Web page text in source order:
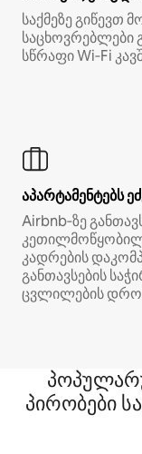
საქმეზე გიწევთ
საცხოვრებლები
სწრაფი Wi‑Fi
აპარტამენტებს
Airbnb‑ზე
კადრების
განთავსების
ცვლილების
პირობები